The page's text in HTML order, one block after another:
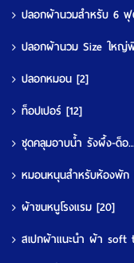
ปลอกผ้านวมสำหรับ 6
ปลอกผ้านวม Size ใหญ่
ปลอกหมอน [2]
ท็อปเปอร์ [12]
ชุดคลุมอาบน้ำ รังผึ้ง-ด็อ
หมอนหนุนสำหรับห้องพัก
ผ้าขนหนูโรงแรม [20]
สเปกผ้าแนะนำ ผ้า soft